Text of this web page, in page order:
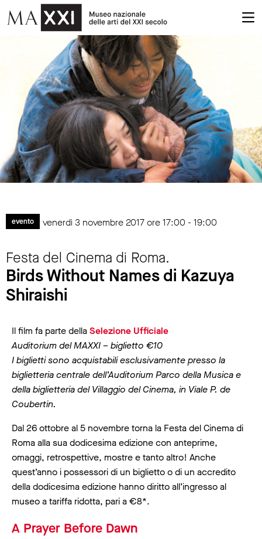
evento venerdì 3 novembre 2017 ore 17:00 - 19:00
Festa del Cinema di Roma.
Birds Without Names di Kazuya
Shiraishi
Il film fa parte dellaSelezione Ufficiale
Auditorium del MAXXI – biglietto €10
I biglietti sono acquistabili esclusivamente presso la
biglietteria centrale dell’Auditorium Parco della Musica e
della biglietteria del Villaggio del Cinema, in Viale P. de
Coubertin.
Dal 26 ottobre al 5 novembre torna la Festa del Cinema di
Roma alla sua dodicesima edizione con anteprime,
omaggi, retrospettive, mostre e tanto altro! Anche
quest’anno i possessori di un biglietto o di un accredito
della dodicesima edizione hanno diritto all’ingresso al
museo a tariffa ridotta, pari a €8*.
A Prayer Before Dawn